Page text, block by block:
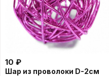
10 ₽
Шар из проволоки D-2см